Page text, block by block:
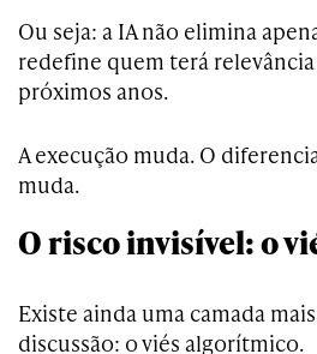
Ou seja: a IA não elimina
redefine quem terá
próximos anos.
A execução muda. O
muda.
O risco invisível: o
Existe ainda uma camada
discussão: o viés algorítmico.